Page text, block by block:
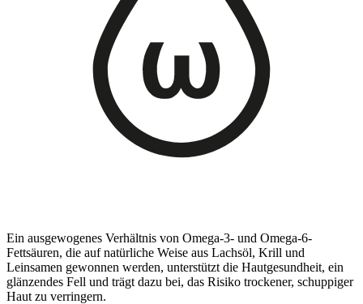
Ein ausgewogenes Verhältnis von Omega-3- und Omega-6-
Fettsäuren, die auf natürliche Weise aus Lachsöl, Krill und
Leinsamen gewonnen werden, unterstützt die Hautgesundheit, ein
glänzendes Fell und trägt dazu bei, das Risiko trockener, schuppiger
Haut zu verringern.